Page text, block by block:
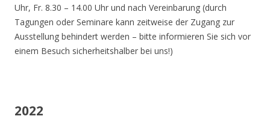
Uhr, Fr. 8.30 – 14.00 Uhr und nach Vereinbarung (durch
Tagungen oder Seminare kann zeitweise der Zugang zur
Ausstellung behindert werden – bitte informieren Sie sich vor
einem Besuch sicherheitshalber bei uns!)
2022